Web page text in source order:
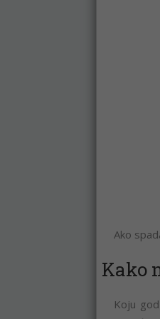
Ako
Kako
Koju